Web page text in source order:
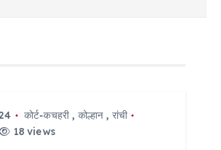
कोर्ट-कचहरी, कोल्हान , रांची
18 views